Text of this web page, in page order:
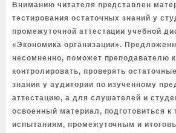
Вниманию читателя представлен
тестирования остаточных знаний у
промежуточной аттестации учебной
«Экономика организации».
несомненно, поможет преподавателю
контролировать, проверять
знания у аудитории по изученному
аттестацию, а для слушателей и
освоенный материал, подготовиться к
испытаниям, промежуточным и